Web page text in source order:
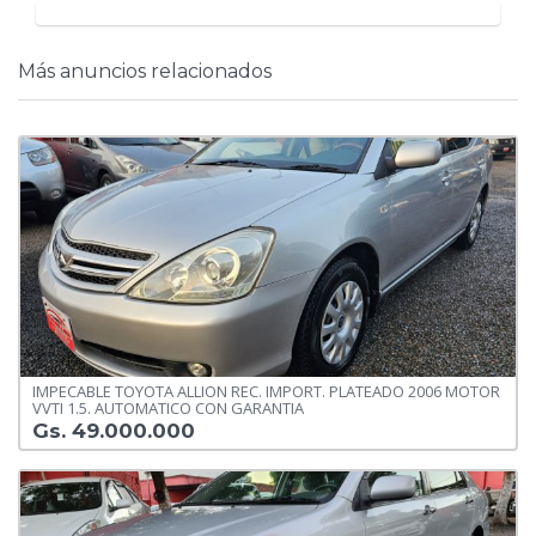
Más anuncios relacionados
IMPECABLE TOYOTA ALLION REC. IMPORT. PLATEADO 2006 MOTOR
VVTI 1.5. AUTOMATICO CON GARANTIA
Gs. 49.000.000